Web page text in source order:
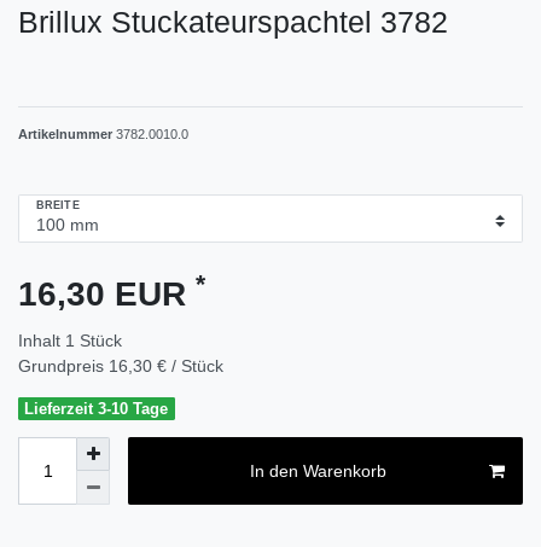
Brillux Stuckateurspachtel 3782
Artikelnummer 3782.0010.0
BREITE
16,30 EUR *
Inhalt 1 Stück
Grundpreis 16,30 € / Stück
Lieferzeit 3-10 Tage
In den Warenkorb